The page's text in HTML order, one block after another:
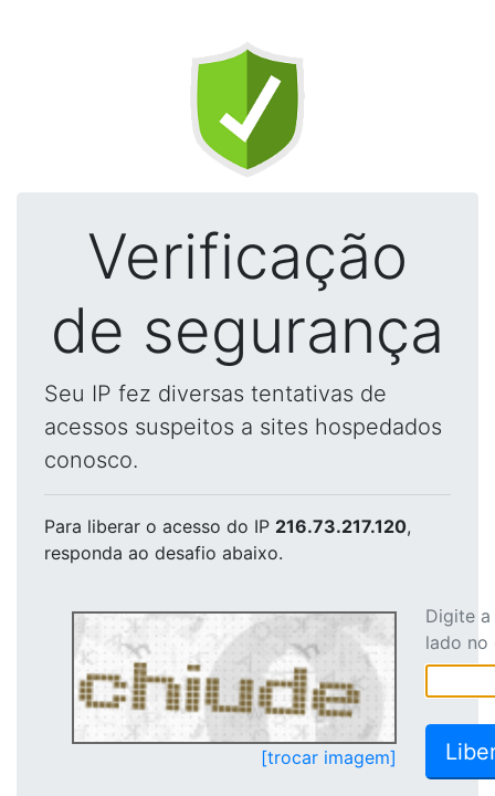
Verificação
de segurança
Seu IP fez diversas tentativas de
acessos suspeitos a sites hospedados
conosco.
Para liberar o acesso do IP 216.73.217.120,
responda ao desafio abaixo.
[trocar imagem]
Digite
lado no